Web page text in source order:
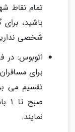
تمام نقاط
باشید،
شخصی
اتوبوس: در
برای
نمایند.